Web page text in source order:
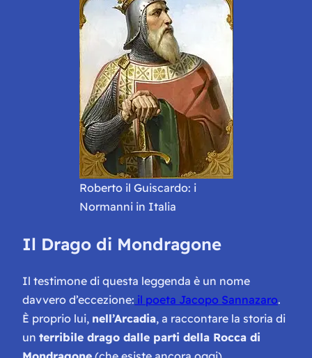
Roberto il Guiscardo: i
Normanni in Italia
Il Drago di Mondragone
Il testimone di questa leggenda è un nome
davvero d’eccezione: il poeta Jacopo Sannazaro.
È proprio lui, nell’Arcadia, a raccontare la storia di
un terribile drago dalle parti della Rocca di